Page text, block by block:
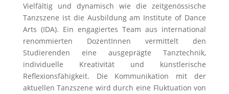
Vielfältig und dynamisch wie die zeitgenössische
Tanzszene ist die Ausbildung am Institute of Dance
Arts (IDA). Ein engagiertes Team aus international
renommierten DozentInnen vermittelt den
Studierenden eine ausgeprägte Tanztechnik,
individuelle Kreativität und künstlerische
Reflexionsfähigkeit. Die Kommunikation mit der
aktuellen Tanzszene wird durch eine Fluktuation von